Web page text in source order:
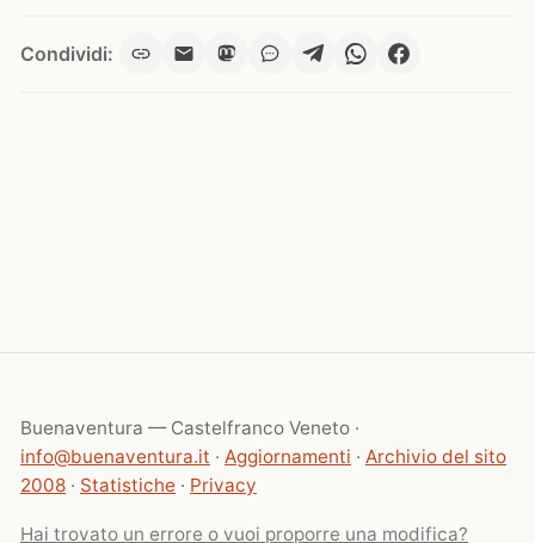
Condividi:
Buenaventura — Castelfranco Veneto ·
info@buenaventura.it · Aggiornamenti · Archivio del sito
2008 · Statistiche · Privacy
Hai trovato un errore o vuoi proporre una modifica?